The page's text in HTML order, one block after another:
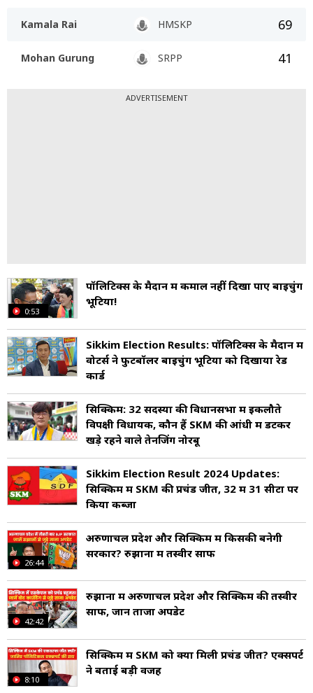
Kamala Rai HMSKP 69
Mohan Gurung SRPP 41
ADVERTISEMENT
0:53
पॉलिटिक्स के मैदान में कमाल नहीं दिखा पाए बाइचुंग
भूटिया!
Sikkim Election Results: पॉलिटिक्स के मैदान में
वोटर्स ने फुटबॉलर बाइचुंग भूटिया को दिखाया रेड
कार्ड
सिक्किम: 32 सदस्यों की विधानसभा में इकलौते
विपक्षी विधायक, कौन हैं SKM की आंधी में डटकर
खड़े रहने वाले तेनजिंग नोरबू
Sikkim Election Result 2024 Updates:
सिक्किम में SKM की प्रचंड जीत, 32 में 31 सीटों पर
किया कब्जा
26:44
अरुणाचल प्रदेश और सिक्किम में किसकी बनेगी
सरकार? रुझानों में तस्वीर साफ
42:42
रुझानों में अरुणाचल प्रदेश और सिक्किम की तस्वीर
साफ, जानें ताजा अपडेट
8:10
सिक्किम में SKM को क्यों मिली प्रचंड जीत? एक्सपर्ट
ने बताई बड़ी वजह